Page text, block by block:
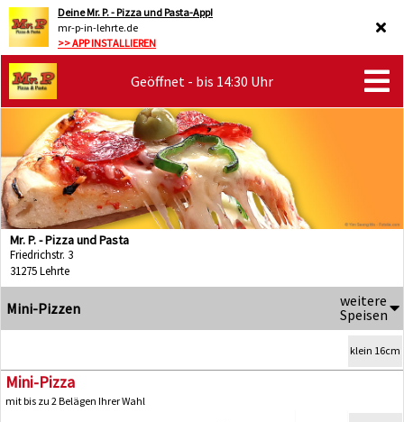
Deine Mr. P. - Pizza und Pasta-App!
mr-p-in-lehrte.de
>> APP INSTALLIEREN
Geöffnet - bis 14:30 Uhr
Mr. P. - Pizza und Pasta
Friedrichstr. 3
31275 Lehrte
Mini-Pizzen
weitere
Speisen
klein 16cm
Mini-Pizza
mit bis zu 2 Belägen Ihrer Wahl